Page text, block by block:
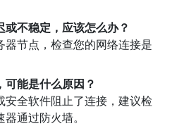
不稳定，应该怎么办？
节点，检查您的网络连接是
能是什么原因？
全软件阻止了连接，建议检
通过防火墙。